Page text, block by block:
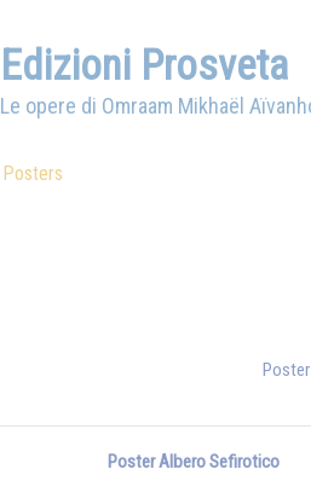
Edizioni Prosveta
Le opere di Omraam Mikhaël
Posters
Poster Albero Sefirotico